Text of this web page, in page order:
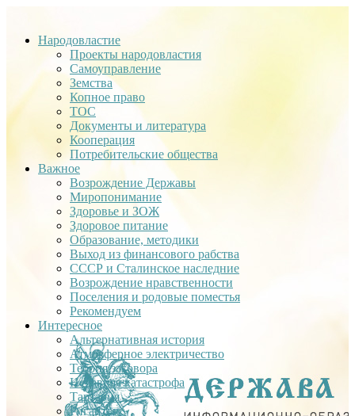
Народовластие
Проекты народовластия
Самоуправление
Земства
Копное право
ТОС
Документы и литература
Кооперация
Потребительские общества
Важное
Возрождение Державы
Миропонимание
Здоровье и ЗОЖ
Здоровое питание
Образование, методики
Выход из финансового рабства
СССР и Сталинское наследние
Возрождение нравственности
Поселения и родовые поместья
Рекомендуем
Интересное
Альтернативная история
Атмосферное электричество
Теория заговора
Недавняя катастрофа
Тартария
Гиганты